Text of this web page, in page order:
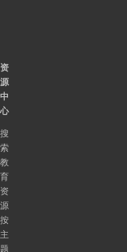
资
源
中
心
搜
索
教
育
资
源
按
主
题